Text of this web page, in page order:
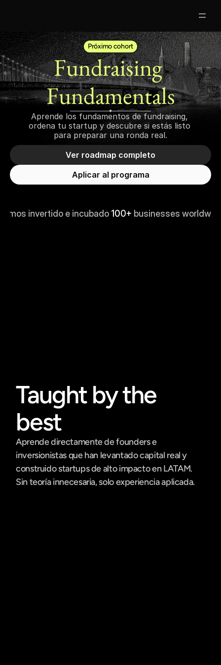
Partners
Clases Gratis
Mentores
Nosotros
Jobs
Acceso Alumnos
Próximo cohort
Fundraising
Fundamentals
Aprende los fundamentos de fundraising,
ordena tu startup y descubre si estás listo
para preparar una ronda real.
Ver roadmap completo
Aplicar al programa
invertido e incubado 100+ businesses
Taught by the
best
Aprende directamente de founders e
inversionistas que han levantado capital real y
construido startups de alto impacto en LATAM.
Sin teoría innecesaria, solo experiencia aplicada.